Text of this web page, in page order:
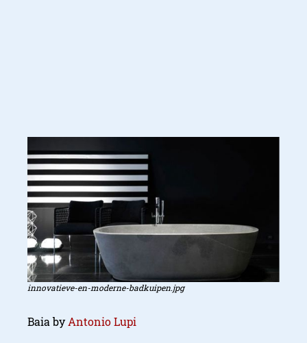
innovatieve-en-moderne-badkuipen.jpg
Baia byAntonio Lupi